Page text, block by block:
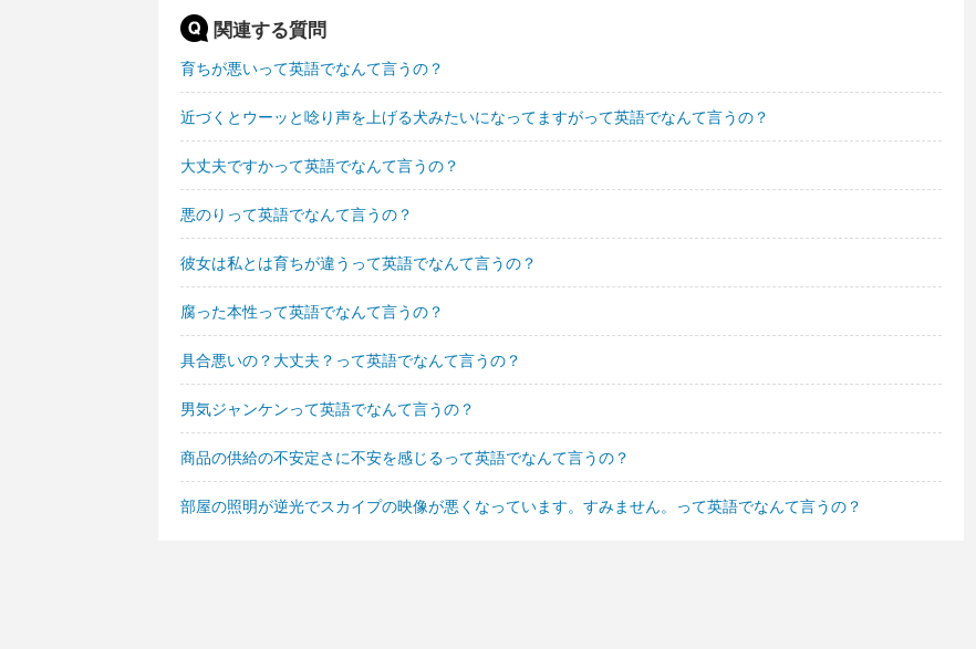
関連する質問
育ちが悪いって英語でなんて言うの？
近づくとウーッと唸り声を上げる犬みたいになってますがって英語でなんて言うの？
大丈夫ですかって英語でなんて言うの？
悪のりって英語でなんて言うの？
彼女は私とは育ちが違うって英語でなんて言うの？
腐った本性って英語でなんて言うの？
具合悪いの？大丈夫？って英語でなんて言うの？
男気ジャンケンって英語でなんて言うの？
商品の供給の不安定さに不安を感じるって英語でなんて言うの？
部屋の照明が逆光でスカイプの映像が悪くなっています。すみません。って英語でなんて言うの？